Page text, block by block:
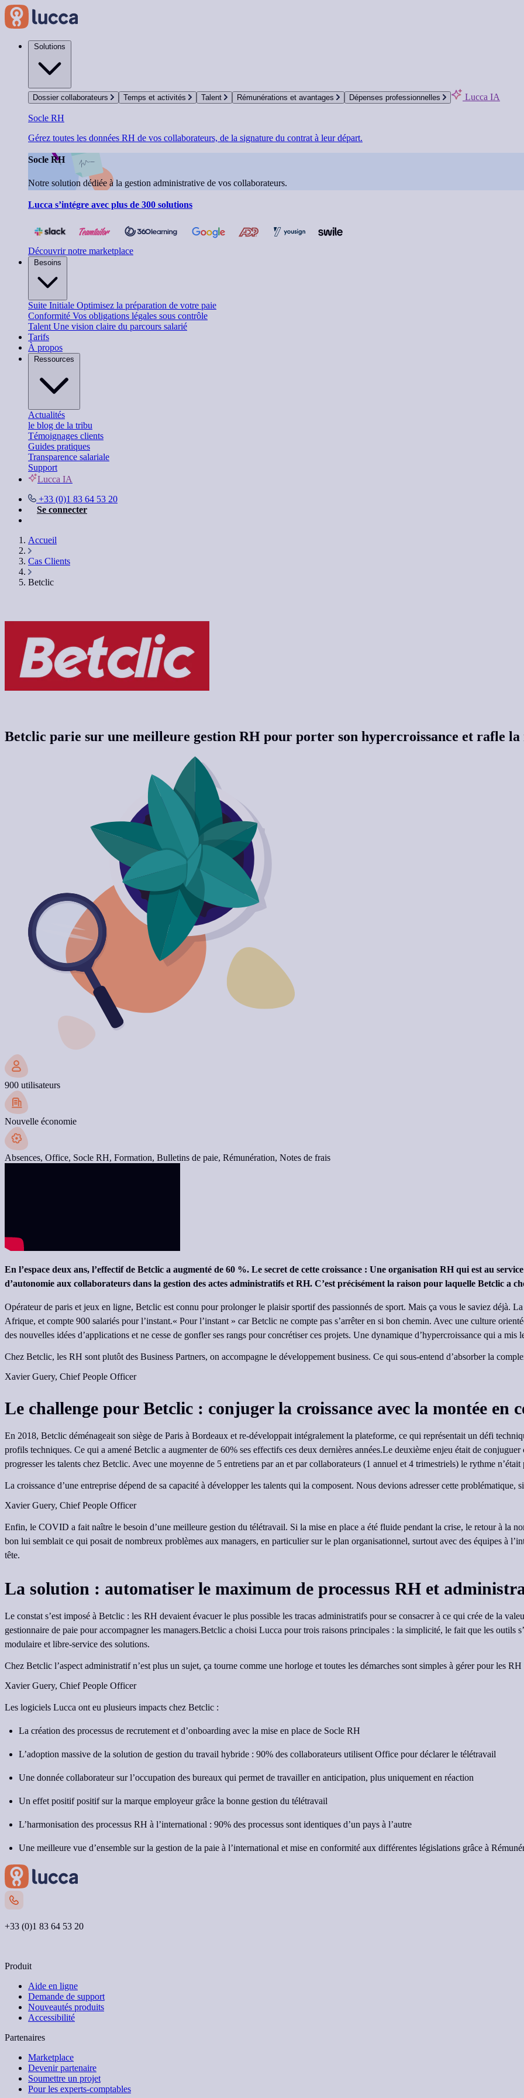
Dossier collaborateurs Temps et activités Talent Rémunérations et avantages Dépenses professionnelles Lucca IA
Socle RH
Gérez toutes les données RH de vos collaborateurs, de la signature du contrat à leur départ.
Socle RH
Notre solution dédiée à la gestion administrative de vos collaborateurs.
Lucca s’intégre avec plus de 300 solutions
Découvrir notre marketplace
Suite Initiale Optimisez la préparation de votre paie
Conformité Vos obligations légales sous contrôle
Talent Une vision claire du parcours salarié
Tarifs
À propos
Actualités
le blog de la tribu
Témoignages clients
Guides pratiques
Transparence salariale
Support
Lucca IA
+33 (0)1 83 64 53 20
Se connecter
Accueil
Cas Clients
Betclic
Betclic parie sur une meilleure gestion RH pour porter son hypercroissance et rafle la
900 utilisateurs
Nouvelle économie
Absences, Office, Socle RH, Formation, Bulletins de paie, Rémunération, Notes de frais
En l’espace deux ans, l’effectif de Betclic a augmenté de 60 %. Le secret de cette croissance : Une organisation RH qui est au
d’autonomie aux collaborateurs dans la gestion des actes administratifs et RH. C’est précisément la raison pour laquelle Betclic a
Opérateur de paris et jeux en ligne, Betclic est connu pour prolonger le plaisir sportif des passionnés de sport. Mais ça vous le saviez déjà.
Afrique, et compte 900 salariés pour l’instant.« Pour l’instant » car Betclic ne compte pas s’arrêter en si bon chemin. Avec une culture
des nouvelles idées d’applications et ne cesse de gonfler ses rangs pour concrétiser ces projets. Une dynamique d’hypercroissance qui a
Chez Betclic, les RH sont plutôt des Business Partners, on accompagne le développement business. Ce qui sous-entend d’absorber la
Xavier Guery, Chief People Officer
Le challenge pour Betclic : conjuger la croissance avec la montée en
En 2018, Betclic déménageait son siège de Paris à Bordeaux et re-développait intégralement la plateforme, ce qui représentait un défi
profils techniques. Ce qui a amené Betclic a augmenter de 60% ses effectifs ces deux dernières années.Le deuxième enjeu était de
progresser les talents chez Betclic. Avec une moyenne de 5 entretiens par an et par collaborateurs (1 annuel et 4 trimestriels) le rythme n’était
La croissance d’une entreprise dépend de sa capacité à développer les talents qui la composent. Nous devions adresser cette
Xavier Guery, Chief People Officer
Enfin, le COVID a fait naître le besoin d’une meilleure gestion du télétravail. Si la mise en place a été fluide pendant la crise, le retour à la
bon lui semblait ce qui posait de nombreux problèmes aux managers, en particulier sur le plan organisationnel, surtout avec des équipes à
tête.
La solution : automatiser le maximum de processus RH et
Le constat s’est imposé à Betclic : les RH devaient évacuer le plus possible les tracas administratifs pour se consacrer à ce qui crée de la
gestionnaire de paie pour accompagner les managers.Betclic a choisi Lucca pour trois raisons principales : la simplicité, le fait que les outils
modulaire et libre-service des solutions.
Chez Betclic l’aspect administratif n’est plus un sujet, ça tourne comme une horloge et toutes les démarches sont simples à gérer pour les
Xavier Guery, Chief People Officer
Les logiciels Lucca ont eu plusieurs impacts chez Betclic :
La création des processus de recrutement et d’onboarding avec la mise en place de Socle RH
L’adoption massive de la solution de gestion du travail hybride : 90% des collaborateurs utilisent Office pour déclarer le télétravail
Une donnée collaborateur sur l’occupation des bureaux qui permet de travailler en anticipation, plus uniquement en réaction
Un effet positif positif sur la marque employeur grâce la bonne gestion du télétravail
L’harmonisation des processus RH à l’international : 90% des processus sont identiques d’un pays à l’autre
Une meilleure vue d’ensemble sur la gestion de la paie à l’international et mise en conformité aux différentes législations grâce à
+33 (0)1 83 64 53 20
Produit
Aide en ligne
Demande de support
Nouveautés produits
Accessibilité
Partenaires
Marketplace
Devenir partenaire
Soumettre un projet
Pour les experts-comptables